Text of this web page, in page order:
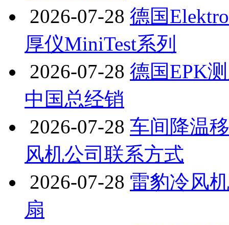
2026-07-28 德国
厚仪MiniTest系列
2026-07-28 德国EPK
中国总经销
2026-07-28 车间降温
风机公司联系方式
2026-07-28 雷豹冷风
扇